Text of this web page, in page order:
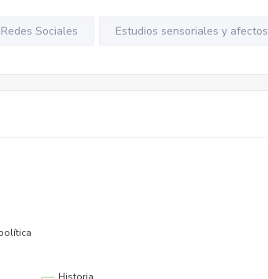
Redes Sociales Estudios sensoriales y afectos